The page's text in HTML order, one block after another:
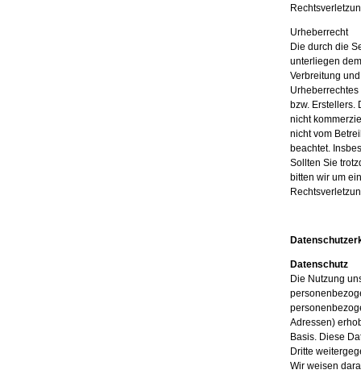
Urheberrecht
Die durch die
unterliegen
Verbreitung
bzw. Erstellers.
nicht
nicht vom
beachtet.
Sollten Sie
bitten wir um
Datenschutz
Die Nutzung
Adressen)
Basis. Diese
Dritte
Wir weisen